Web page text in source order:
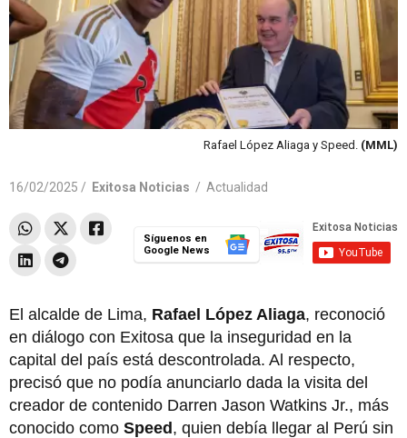
Rafael López Aliaga y Speed. (MML)
16/02/2025 / Exitosa Noticias / Actualidad
Síguenos en
Google News
El alcalde de Lima, Rafael López Aliaga, reconoció
en diálogo con Exitosa que la inseguridad en la
capital del país está descontrolada. Al respecto,
precisó que no podía anunciarlo dada la visita del
creador de contenido Darren Jason Watkins Jr., más
conocido como Speed, quien debía llegar al Perú sin